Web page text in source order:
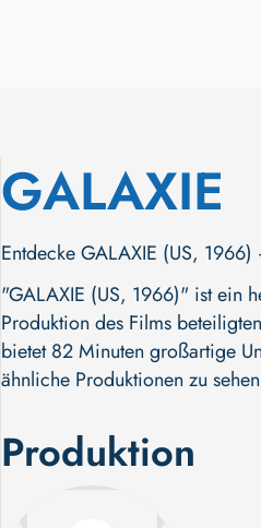
GALAXIE
Entdecke GALAXIE (US,
"GALAXIE (US, 1966)" ist ein
Produktion des Films
bietet 82 Minuten großartige
ähnliche Produktionen zu
Produktion